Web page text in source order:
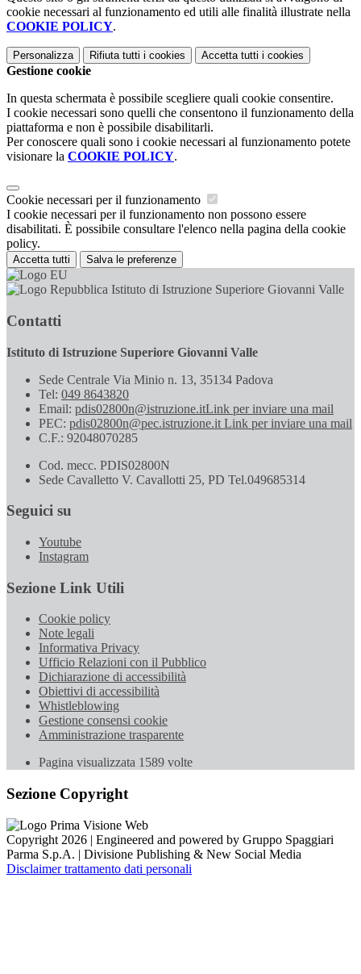
cookie necessari al funzionamento ed utili alle finalità illustrate nella
COOKIE POLICY.
Personalizza Rifiuta tutti i cookies Accetta tutti i cookies
Gestione cookie
In questa schermata è possibile scegliere quali cookie consentire.
I cookie necessari sono quelli che consentono il funzionamento della
piattaforma e non è possibile disabilitarli.
Per conoscere quali sono i cookie necessari al funzionamento potete
visionare la COOKIE POLICY.
Cookie necessari per il funzionamento
I cookie necessari per il funzionamento non possono essere
disabilitati. È possibile consultare l'elenco nella pagina della cookie
policy.
Accetta tutti Salva le preferenze
Istituto di Istruzione Superiore Giovanni Valle
Contatti
Istituto di Istruzione Superiore Giovanni Valle
Sede Centrale Via Minio n. 13, 35134 Padova
Tel: 049 8643820
Email: pdis02800n@istruzione.itLink per inviare una mail
PEC: pdis02800n@pec.istruzione.it Link per inviare una mail
C.F.: 92048070285
Cod. mecc. PDIS02800N
Sede Cavalletto V. Cavallotti 25, PD Tel.049685314
Seguici su
Youtube
Instagram
Sezione Link Utili
Cookie policy
Note legali
Informativa Privacy
Ufficio Relazioni con il Pubblico
Dichiarazione di accessibilità
Obiettivi di accessibilità
Whistleblowing
Gestione consensi cookie
Amministrazione trasparente
Pagina visualizzata 1589 volte
Sezione Copyright
Copyright 2026 | Engineered and powered by Gruppo Spaggiari
Parma S.p.A. | Divisione Publishing & New Social Media
Disclaimer trattamento dati personali